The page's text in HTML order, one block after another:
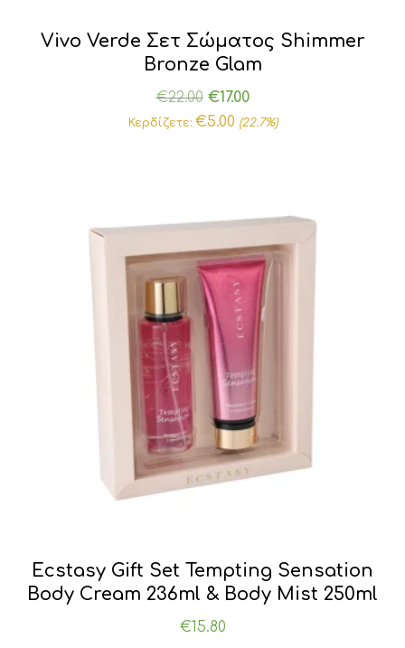
Vivo Verde Σετ Σώματος Shimmer
Bronze Glam
€22.00 Original
price
€17.00Η
τρέχουσα
Κερδίζετε: €5.00 (22.7%)
Ecstasy Gift Set Tempting Sensation
Body Cream 236ml & Body Mist 250ml
€15.80